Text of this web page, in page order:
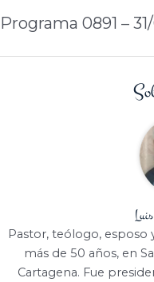
Programa 0891 –
Pastor, teólogo, esposo
más de 50 años, en
Cartagena. Fue